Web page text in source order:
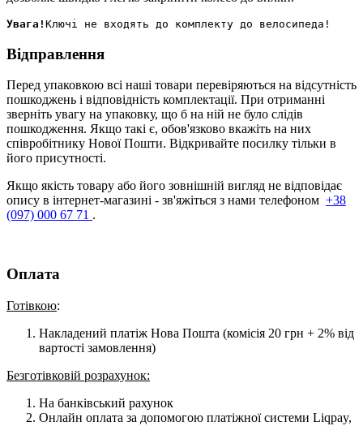
Увага!
Відправлення
Перед упаковкою всі наші товари перевіряються на відсутність
пошкоджень і відповідність комплектації. При отриманні
зверніть увагу на упаковку, що б на ній не було слідів
пошкодження. Якщо такі є, обов'язково вкажіть на них
співробітнику Нової Пошти. Відкривайте посилку тільки в
його присутності.
Якщо якість товару або його зовнішній вигляд не відповідає
опису в інтернет-магазині - зв'яжіться з нами телефоном +38
(097) 000 67 71 .
Оплата
Готівкою:
Накладений платіж Нова Пошта (комісія 20 грн + 2% від
вартості замовлення)
Безготівковій розрахунок:
На банківський рахунок
Онлайн оплата за допомогою платіжної системи Liqpay,